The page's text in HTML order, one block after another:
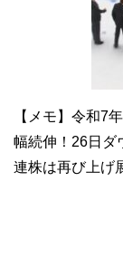
【メモ】令和7
幅続伸！26日ダ
連株は再び上げ